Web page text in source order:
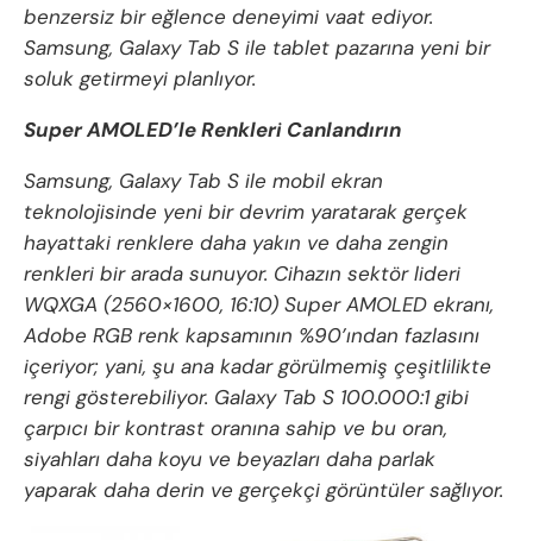
benzersiz bir eğlence deneyimi vaat ediyor.
Samsung, Galaxy Tab S ile tablet pazarına yeni bir
soluk getirmeyi planlıyor.
Super AMOLED’le Renkleri Canlandırın
Samsung, Galaxy Tab S ile mobil ekran
teknolojisinde yeni bir devrim yaratarak gerçek
hayattaki renklere daha yakın ve daha zengin
renkleri bir arada sunuyor. Cihazın sektör lideri
WQXGA (2560×1600, 16:10) Super AMOLED ekranı,
Adobe RGB renk kapsamının %90’ından fazlasını
içeriyor; yani, şu ana kadar görülmemiş çeşitlilikte
rengi gösterebiliyor. Galaxy Tab S 100.000:1 gibi
çarpıcı bir kontrast oranına sahip ve bu oran,
siyahları daha koyu ve beyazları daha parlak
yaparak daha derin ve gerçekçi görüntüler sağlıyor.